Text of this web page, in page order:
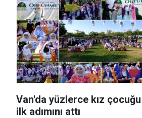
Van'da yüzlerce kız
ilk adımını attı